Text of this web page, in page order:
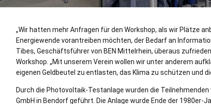
„Wir hatten mehr Anfragen für den Workshop, als wir Plätze
Energiewende vorantreiben möchten, der Bedarf an
Tibes, Geschäftsführer von BEN Mittelrhein, überaus
Workshop. „Mit unserem Verein wollen wir unter anderem
eigenen Geldbeutel zu entlasten, das Klima zu schützen und
Durch die Photovoltaik-Testanlage wurden die
GmbH in Bendorf geführt. Die Anlage wurde Ende der